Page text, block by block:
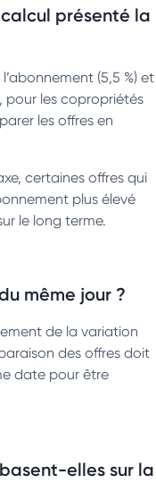
présenté la
(5,5 %) et
pour les copropriétés
les offres en
certaines offres qui
plus élevé
le long terme.
même jour ?
de la variation
des offres doit
date pour être
elles sur la